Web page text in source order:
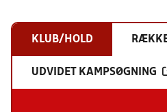
KLUB/HOLD
UDVIDET KAMPSØGNING